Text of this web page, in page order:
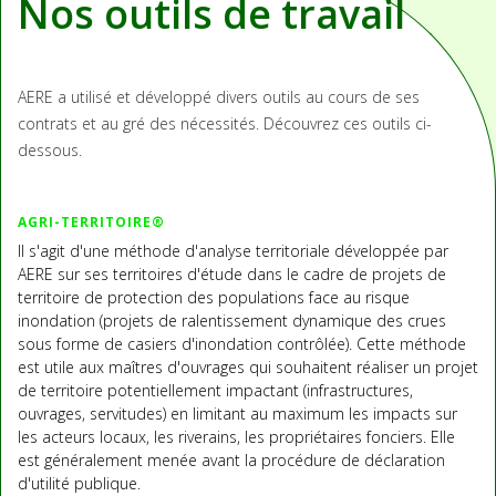
Nos outils de travail
AERE a utilisé et développé divers outils au cours de ses
contrats et au gré des nécessités. Découvrez ces outils ci-
dessous.
AGRI-TERRITOIRE®
Il s'agit d'une méthode d'analyse territoriale développée par
AERE sur ses territoires d'étude dans le cadre de projets de
territoire de protection des populations face au risque
inondation (projets de ralentissement dynamique des crues
sous forme de casiers d'inondation contrôlée). Cette méthode
est utile aux maîtres d'ouvrages qui souhaitent réaliser un projet
de territoire potentiellement impactant (infrastructures,
ouvrages, servitudes) en limitant au maximum les impacts sur
les acteurs locaux, les riverains, les propriétaires fonciers. Elle
est généralement menée avant la procédure de déclaration
d'utilité publique.